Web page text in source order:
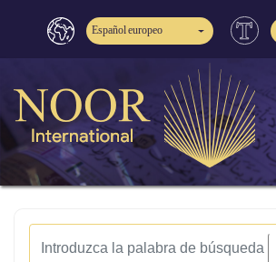
Español europeo